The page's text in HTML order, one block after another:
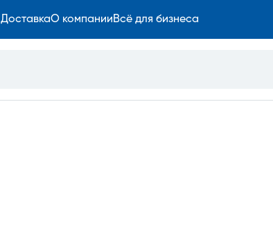
ДоставкаО компанииВсё для бизнеса